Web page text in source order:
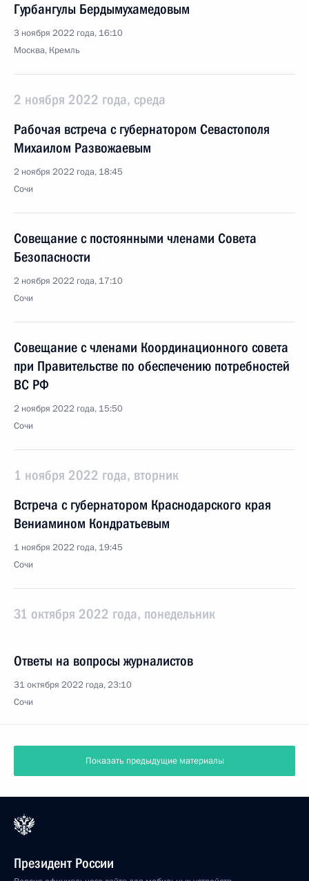
Гурбангулы Бердымухамедовым
3 ноября 2022 года, 16:10
Москва, Кремль
2 ноября 2022 года, среда
Рабочая встреча с губернатором Севастополя
Михаилом Развожаевым
2 ноября 2022 года, 18:45
Сочи
Совещание с постоянными членами Совета
Безопасности
2 ноября 2022 года, 17:10
Сочи
Совещание с членами Координационного совета
при Правительстве по обеспечению потребностей
ВС РФ
2 ноября 2022 года, 15:50
Сочи
1 ноября 2022 года, вторник
Встреча с губернатором Краснодарского края
Вениамином Кондратьевым
1 ноября 2022 года, 19:45
Сочи
31 октября 2022 года, понедельник
31 октября 2022 года, 23:10
Сочи
Азербайджана и Премьер-министром Армении
31 октября 2022 года, 21:20
Сочи
Алиевым